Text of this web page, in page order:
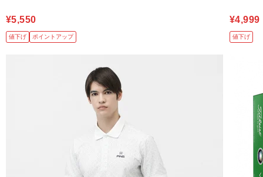
¥5,550
値下げ ポイントアップ
¥4,999
値下げ